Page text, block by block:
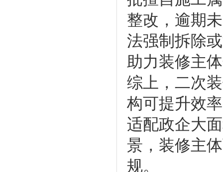
整改，逾期
法强制拆除
助力装修主
综上，二次
构可提升效
适配政企大
景，装修主
规。